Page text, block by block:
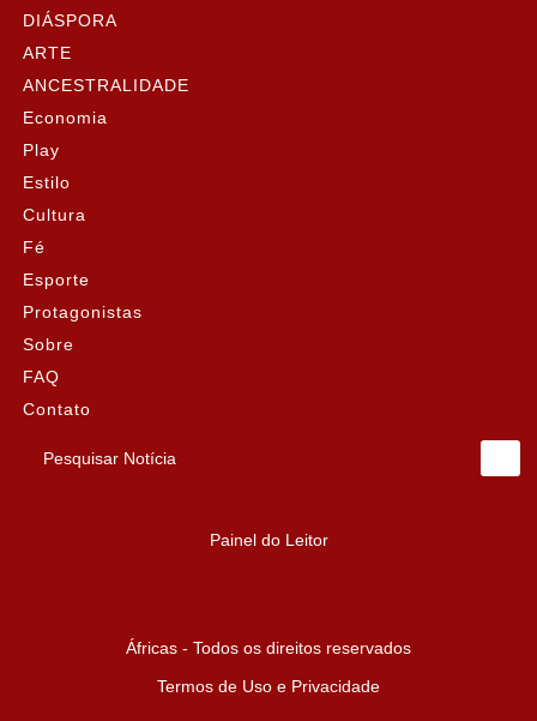
DIÁSPORA
ARTE
ANCESTRALIDADE
Economia
Play
Estilo
Cultura
Fé
Esporte
Protagonistas
Sobre
FAQ
Contato
Pesquisar Notícia
Painel do Leitor
Áfricas - Todos os direitos reservados
Termos de Uso e Privacidade